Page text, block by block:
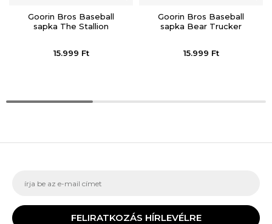
Goorin Bros Baseball
sapka The Stallion
15.999 Ft
Goorin Bros Baseball
sapka Bear Trucker
15.999 Ft
FELIRATKOZÁS HÍRLEVÉLRE